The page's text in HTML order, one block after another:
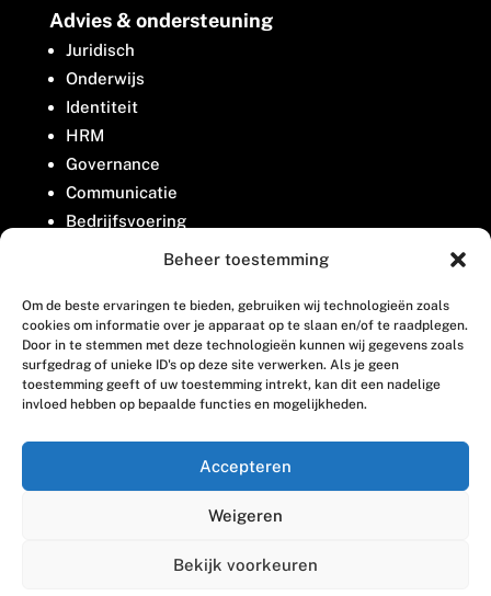
Beheer toestemming
Om de beste ervaringen te bieden, gebruiken wij technologieën zoals
cookies om informatie over je apparaat op te slaan en/of te raadplegen.
Door in te stemmen met deze technologieën kunnen wij gegevens zoals
surfgedrag of unieke ID's op deze site verwerken. Als je geen
toestemming geeft of uw toestemming intrekt, kan dit een nadelige
invloed hebben op bepaalde functies en mogelijkheden.
Accepteren
Weigeren
Bekijk voorkeuren
Advies & ondersteuning
Juridisch
Onderwijs
Identiteit
HRM
Governance
Communicatie
Bedrijfsvoering
Belangenbehartiging
Contact
Houttuinlaan 8
3447 GM Woerden